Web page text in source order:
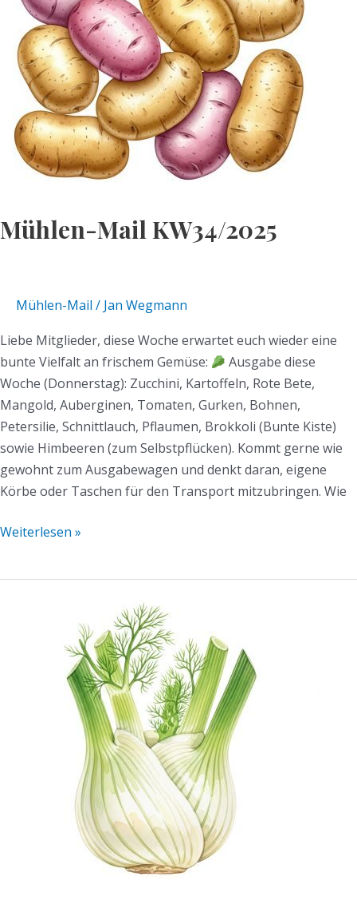
Mühlen-Mail KW34/2025
Mühlen-Mail / Jan Wegmann
Liebe Mitglieder, diese Woche erwartet euch wieder eine
bunte Vielfalt an frischem Gemüse:
Ausgabe diese
Woche (Donnerstag): Zucchini, Kartoffeln, Rote Bete,
Mangold, Auberginen, Tomaten, Gurken, Bohnen,
Petersilie, Schnittlauch, Pflaumen, Brokkoli (Bunte Kiste)
sowie Himbeeren (zum Selbstpflücken). Kommt gerne wie
gewohnt zum Ausgabewagen und denkt daran, eigene
Körbe oder Taschen für den Transport mitzubringen. Wie
Weiterlesen »